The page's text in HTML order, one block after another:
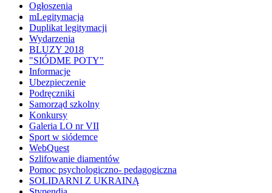
Ogłoszenia
mLegitymacja
Duplikat legitymacji
Wydarzenia
BLUZY 2018
"SIÓDME POTY"
Informacje
Ubezpieczenie
Podręczniki
Samorząd szkolny
Konkursy
Galeria LO nr VII
Sport w siódemce
WebQuest
Szlifowanie diamentów
Pomoc psychologiczno- pedagogiczna
SOLIDARNI Z UKRAINĄ